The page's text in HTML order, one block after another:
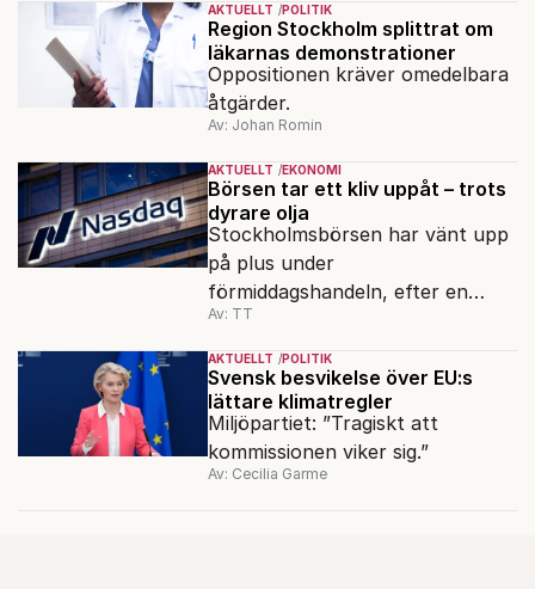
AKTUELLT POLITIK
Region Stockholm splittrat om
läkarnas demonstrationer
Oppositionen kräver omedelbara
åtgärder.
Av: Johan Romin
AKTUELLT EKONOMI
Börsen tar ett kliv uppåt – trots
dyrare olja
Stockholmsbörsen har vänt upp
på plus under
förmiddagshandeln, efter en
inledning nedåt – trots ett högre
oljepris och AI-oro.
Av: TT
AKTUELLT POLITIK
Svensk besvikelse över EU:s
lättare klimatregler
Miljöpartiet: ”Tragiskt att
kommissionen viker sig.”
Av: Cecilia Garme